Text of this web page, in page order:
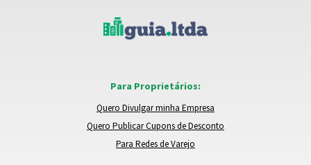
Para Proprietários:
Quero Divulgar minha Empresa
Quero Publicar Cupons de Desconto
Para Redes de Varejo